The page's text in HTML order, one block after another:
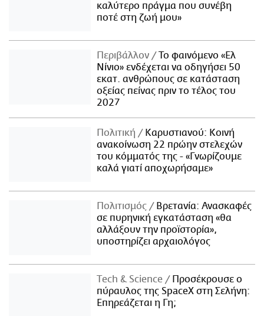
καλύτερο πράγμα που συνέβη
ποτέ στη ζωή μου»
Περιβάλλον
Το φαινόμενο «Ελ
Νίνιο» ενδέχεται να οδηγήσει 50
εκατ. ανθρώπους σε κατάσταση
οξείας πείνας πριν το τέλος του
2027
Πολιτική
Καρυστιανού: Κοινή
ανακοίνωση 22 πρώην στελεχών
του κόμματός της - «Γνωρίζουμε
καλά γιατί αποχωρήσαμε»
Πολιτισμός
Βρετανία: Ανασκαφές
σε πυρηνική εγκατάσταση «θα
αλλάξουν την προϊστορία»,
υποστηρίζει αρχαιολόγος
Τech & Science
Προσέκρουσε ο
πύραυλος της SpaceX στη Σελήνη:
Επηρεάζεται η Γη;